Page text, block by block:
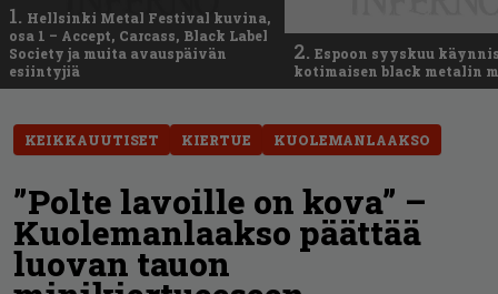
1. Hellsinki Metal Festival kuvina,
osa 1 – Accept, Carcass, Black Label
Society ja muita avauspäivän
esiintyjiä
2. Espoon syyskuu
kotimaisen black metalin
KEIKKAUUTISET KIERTUE KUOLEMANLAAKSO
”Polte lavoille on kova” –
Kuolemanlaakso päättää
luovan tauon